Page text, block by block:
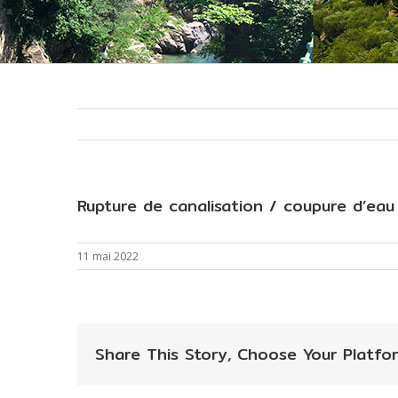
Rupture de canalisation / coupure d’eau
11 mai 2022
Share This Story, Choose Your